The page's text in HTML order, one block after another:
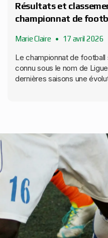
Résultats et
championnat de
Marie Claire 17 avril 2026
Le championnat de
connu sous le nom de
dernières saisons une